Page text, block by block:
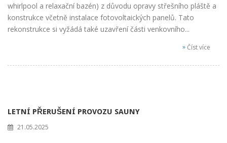
whirlpool a relaxační bazén) z důvodu opravy střešního pláště a
konstrukce včetně instalace fotovoltaických panelů. Tato
rekonstrukce si vyžádá také uzavření části venkovního...
»Číst více
LETNÍ PŘERUŠENÍ PROVOZU SAUNY
21.05.2025